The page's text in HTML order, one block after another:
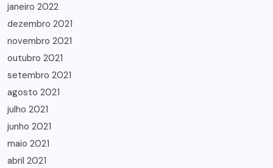
janeiro 2022
dezembro 2021
novembro 2021
outubro 2021
setembro 2021
agosto 2021
julho 2021
junho 2021
maio 2021
abril 2021